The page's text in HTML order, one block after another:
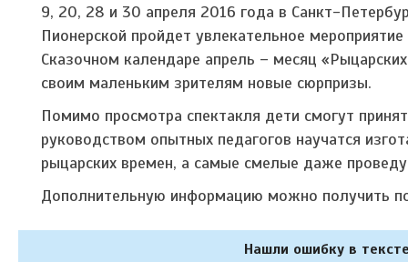
9, 20, 28 и 30 апреля 2016 года в Санкт-
Пионерской пройдет увлекательное
Сказочном календаре апрель – месяц
своим маленьким зрителям новые сюрпризы.
Помимо просмотра спектакля дети смогут
руководством опытных педагогов научатся
рыцарских времен, а самые смелые даже
Дополнительную информацию можно получить
Нашли ошибку в